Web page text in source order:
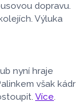
dopravu.
Výluka
nyní hraje
však kádr
Více.